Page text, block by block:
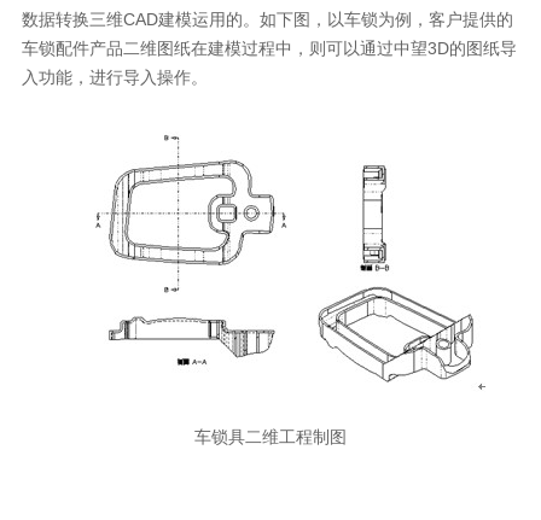
数据转换三维CAD建模运用的。如下图，以车锁为例，客户提供的
车锁配件产品二维图纸在建模过程中，则可以通过中望3D的图纸导
入功能，进行导入操作。
车锁具二维工程制图